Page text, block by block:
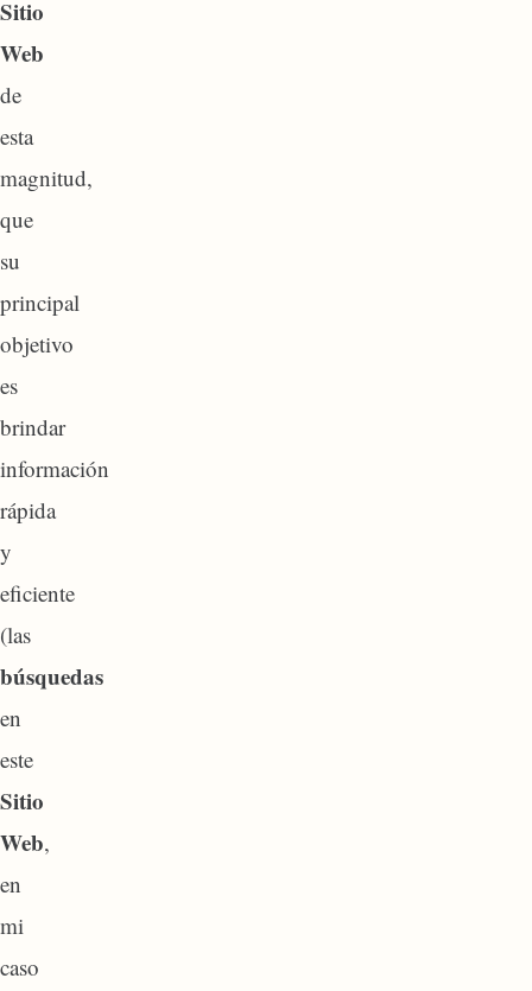
Sitio
Web
de
esta
magnitud,
que
su
principal
objetivo
es
brindar
información
rápida
y
eficiente
(las
búsquedas
en
este
Sitio
Web,
en
mi
caso